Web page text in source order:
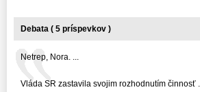
Debata ( 5 príspevkov )
Netrep, Nora. ...
Vláda SR zastavila svojim rozhodnutím činnosť ...